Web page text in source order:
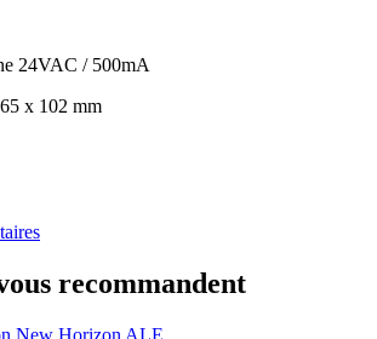
24VAC / 500mA
x 102 mm
recommandent